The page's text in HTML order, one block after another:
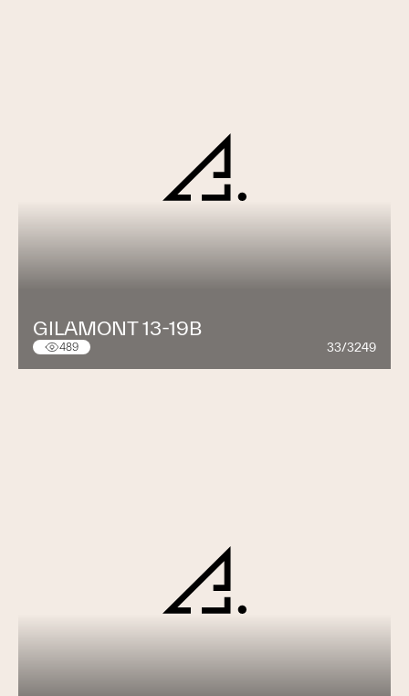
GILAMONT 13-19B
489 33/3249